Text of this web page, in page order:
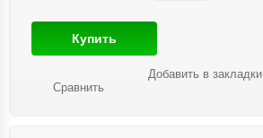
Купить
Сравнить
Добавить в закладки